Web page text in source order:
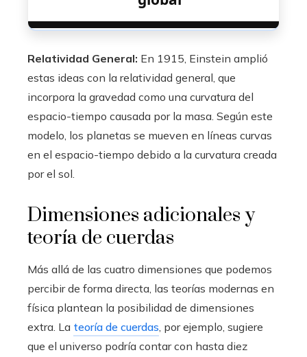
Relatividad General: En 1915, Einstein amplió
estas ideas con la relatividad general, que
incorpora la gravedad como una curvatura del
espacio-tiempo causada por la masa. Según este
modelo, los planetas se mueven en líneas curvas
en el espacio-tiempo debido a la curvatura creada
por el sol.
Dimensiones adicionales y
teoría de cuerdas
Más allá de las cuatro dimensiones que podemos
percibir de forma directa, las teorías modernas en
física plantean la posibilidad de dimensiones
extra. La teoría de cuerdas, por ejemplo, sugiere
que el universo podría contar con hasta diez